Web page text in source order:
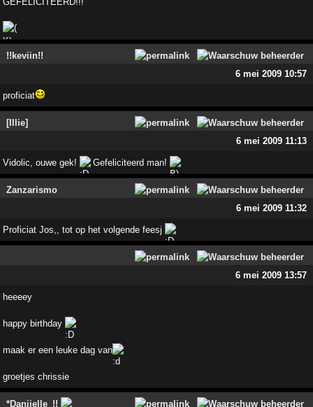
!!keviin!!
6 mei 2009 10:57
proficiat
[Illie]
6 mei 2009 11:13
Vidolic, ouwe gek! Gefeliciteerd man!
Zanzarismo
6 mei 2009 11:32
Proficiat Jos,, tot op het volgende feesj
6 mei 2009 13:57
heeeey
happy birthday
maak er een leuke dag van
groetjes chrissie
*Daniielle_!!